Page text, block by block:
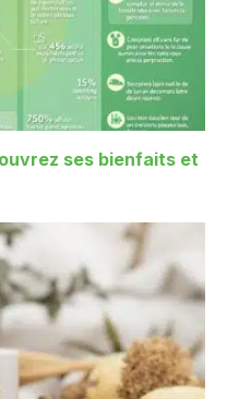
ses bienfaits et